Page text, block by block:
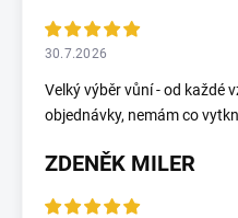
30.7.2026
Velký výběr vůní - od každé
objednávky, nemám co
ZDENĚK MILER